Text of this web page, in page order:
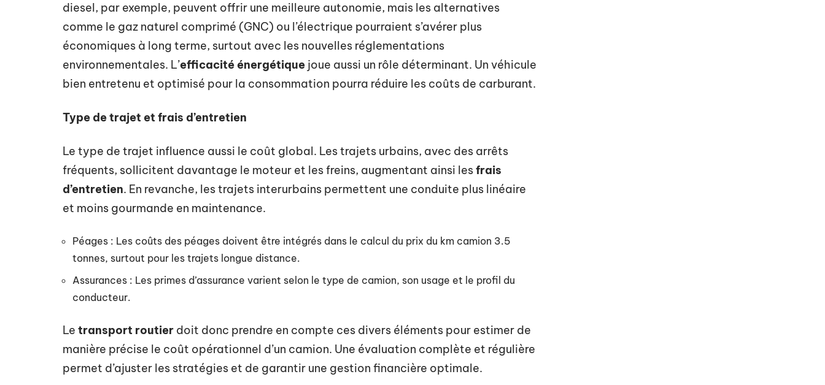
diesel, par exemple, peuvent offrir une meilleure autonomie, mais les alternatives
comme le gaz naturel comprimé (GNC) ou l’électrique pourraient s’avérer plus
économiques à long terme, surtout avec les nouvelles réglementations
environnementales. L’efficacité énergétique joue aussi un rôle déterminant. Un véhicule
bien entretenu et optimisé pour la consommation pourra réduire les coûts de carburant.
Type de trajet et frais d’entretien
Le type de trajet influence aussi le coût global. Les trajets urbains, avec des arrêts
fréquents, sollicitent davantage le moteur et les freins, augmentant ainsi lesfrais
d’entretien. En revanche, les trajets interurbains permettent une conduite plus linéaire
et moins gourmande en maintenance.
Péages : Les coûts des péages doivent être intégrés dans le calcul du prix du km camion 3.5
tonnes, surtout pour les trajets longue distance.
Assurances : Les primes d’assurance varient selon le type de camion, son usage et le profil du
conducteur.
Le transport routier doit donc prendre en compte ces divers éléments pour estimer de
manière précise le coût opérationnel d’un camion. Une évaluation complète et régulière
permet d’ajuster les stratégies et de garantir une gestion financière optimale.